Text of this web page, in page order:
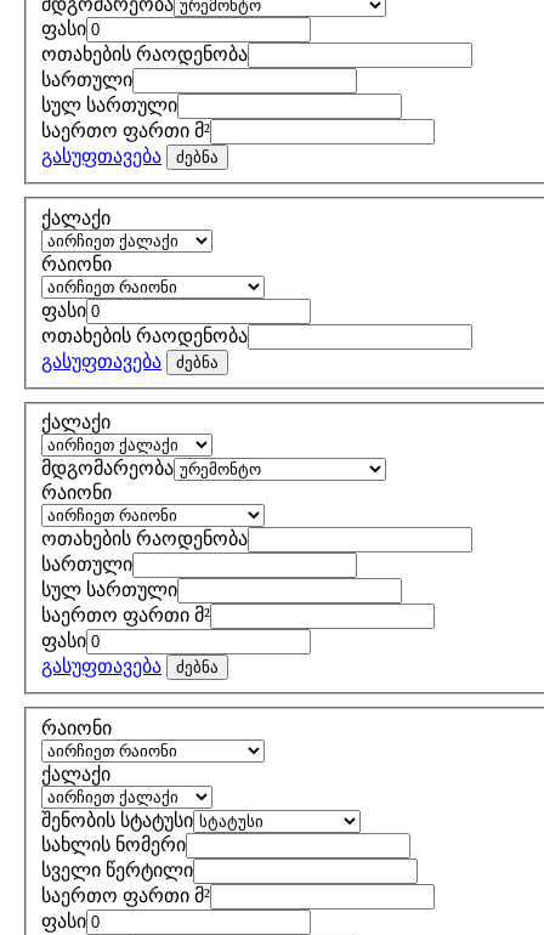
მდგომარეობა
ფასი
ოთახების რაოდენობა
სართული
სულ სართული
საერთო ფართი მ²
გასუფთავება
ძებნა
ქალაქი
რაიონი
ფასი
ოთახების რაოდენობა
გასუფთავება
ძებნა
ქალაქი
მდგომარეობა
რაიონი
ოთახების რაოდენობა
სართული
სულ სართული
საერთო ფართი მ²
ფასი
გასუფთავება
ძებნა
რაიონი
ქალაქი
შენობის სტატუსი
სახლის ნომერი
სველი წერტილი
საერთო ფართი მ²
ფასი